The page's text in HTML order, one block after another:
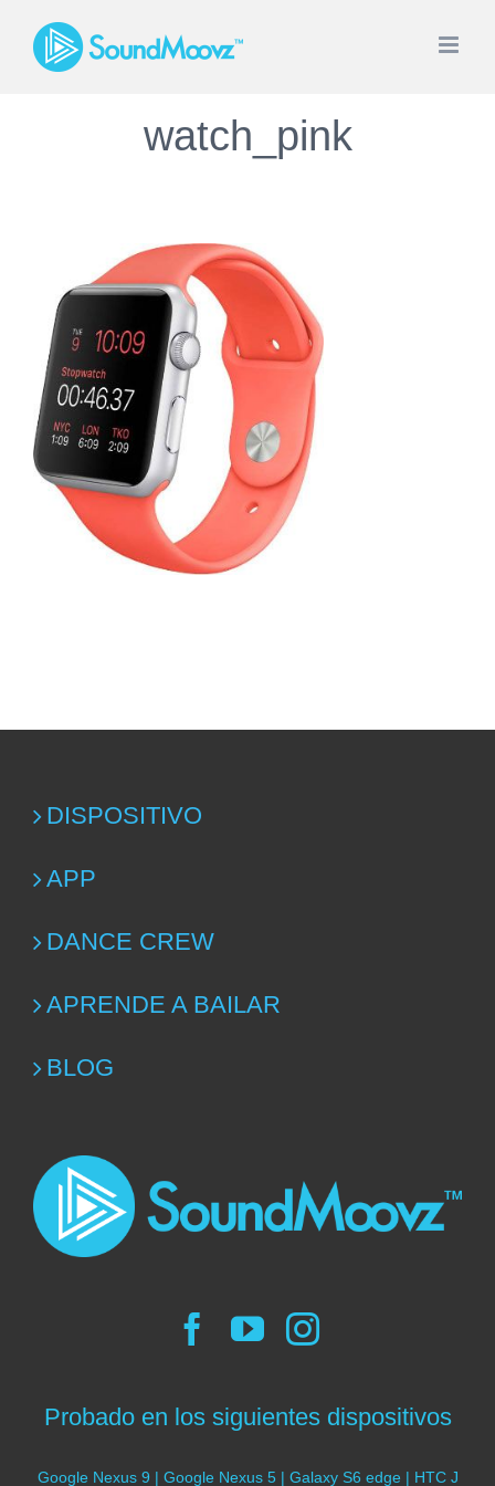
Saltar
watch_pink
DISPOSITIVO
APP
DANCE CREW
APRENDE A BAILAR
BLOG
Probado en los siguientes dispositivos
Google Nexus 9 | Google Nexus 5 | Galaxy S6 edge | HTC J